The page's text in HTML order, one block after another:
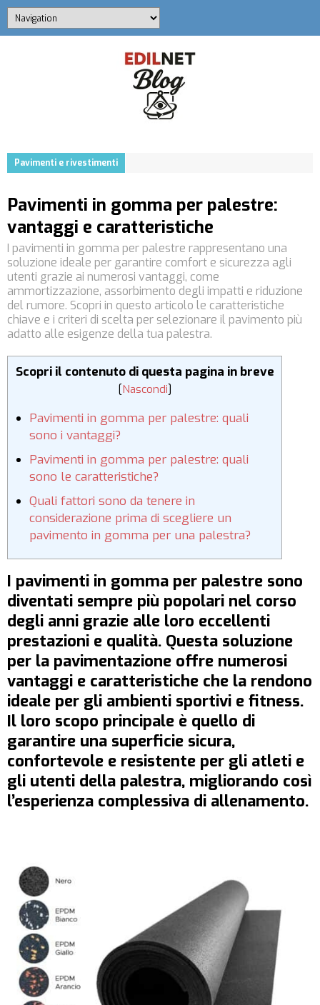
Pavimenti e rivestimenti
Pavimenti in gomma per palestre:
vantaggi e caratteristiche
I pavimenti in gomma per palestre rappresentano una
soluzione ideale per garantire comfort e sicurezza agli
utenti grazie ai numerosi vantaggi, come
ammortizzazione, assorbimento degli impatti e riduzione
del rumore. Scopri in questo articolo le caratteristiche
chiave e i criteri di scelta per selezionare il pavimento più
adatto alle esigenze della tua palestra.
Scopri il contenuto di questa pagina in breve
[Nascondi]
Pavimenti in gomma per palestre: quali
sono i vantaggi?
Pavimenti in gomma per palestre: quali
sono le caratteristiche?
Quali fattori sono da tenere in
considerazione prima di scegliere un
pavimento in gomma per una palestra?
I pavimenti in gomma per palestre sono
diventati sempre più popolari nel corso
degli anni grazie alle loro eccellenti
prestazioni e qualità. Questa soluzione
per la pavimentazione offre numerosi
vantaggi e caratteristiche che la rendono
ideale per gli ambienti sportivi e fitness.
Il loro scopo principale è quello di
garantire una superficie sicura,
confortevole e resistente per gli atleti e
gli utenti della palestra, migliorando così
l’esperienza complessiva di allenamento.